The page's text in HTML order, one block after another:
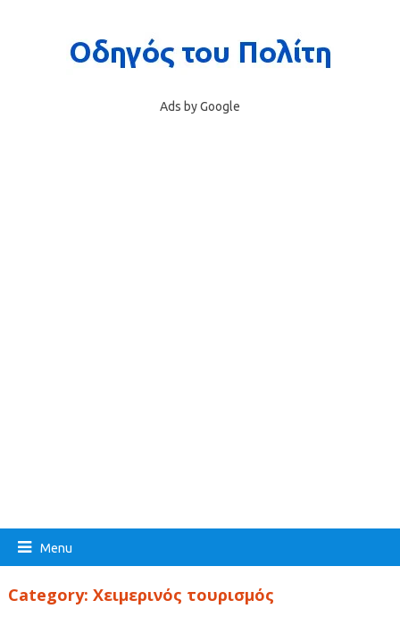
Ads by Google
Menu
Category: Χειμερινός τουρισμός